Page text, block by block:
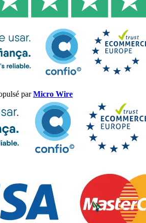
parMicro Wire